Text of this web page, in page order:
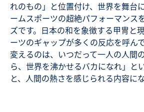
れのもの」と位置付け、世界を舞台
ームスポーツの超絶パフォーマンス
ズです。日本の和を象徴する甲冑と
ーツのギャップが多くの反応を呼ん
変えるのは、いつだって一人の人間
ら、世界を沸かせるバカになれ」と
と、人間の熱さを感じられる内容に